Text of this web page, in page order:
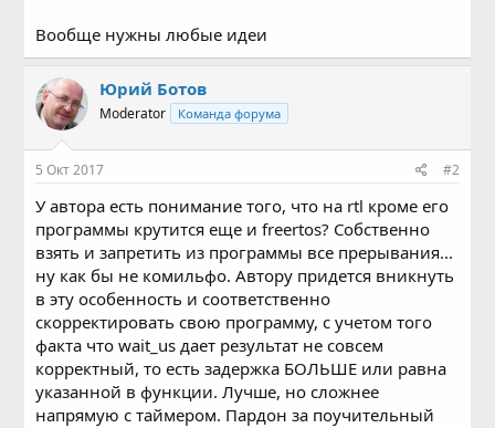
Вообще нужны любые идеи
Юрий Ботов
Moderator Команда форума
5 Окт 2017 #2
У автора есть понимание того, что на rtl кроме его
программы крутится еще и freertos? Собственно
взять и запретить из программы все прерывания...
ну как бы не комильфо. Автору придется вникнуть
в эту особенность и соответственно
скорректировать свою программу, с учетом того
факта что wait_us дает результат не совсем
корректный, то есть задержка БОЛЬШЕ или равна
указанной в функции. Лучше, но сложнее
напрямую с таймером. Пардон за поучительный